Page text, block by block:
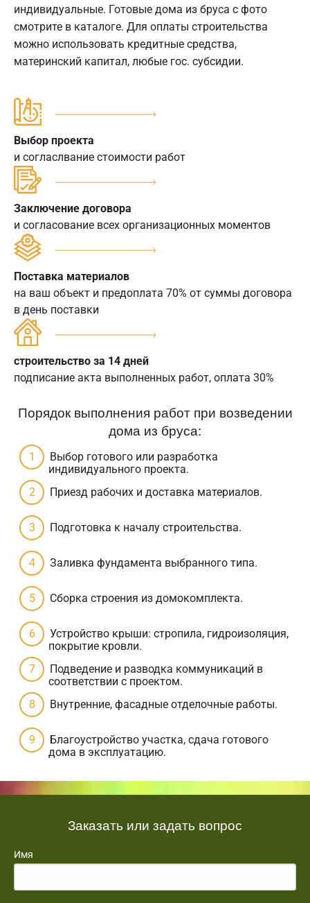
индивидуальные. Готовые дома из бруса с фото
смотрите в каталоге. Для оплаты строительства
можно использовать кредитные средства,
материнский капитал, любые гос. субсидии.
Выбор проекта
и согласлвание стоимости работ
Заключение договора
и согласование всех организационных моментов
Поставка материалов
на ваш объект и предоплата 70% от суммы договора
в день поставки
строительство за 14 дней
подписание акта выполненных работ, оплата 30%
Порядок выполнения работ при возведении
дома из бруса:
Выбор готового или разработка
индивидуального проекта.
Приезд рабочих и доставка материалов.
Подготовка к началу строительства.
Заливка фундамента выбранного типа.
Сборка строения из домокомплекта.
Устройство крыши: стропила, гидроизоляция,
покрытие кровли.
Подведение и разводка коммуникаций в
соответствии с проектом.
Внутренние, фасадные отделочные работы.
Благоустройство участка, сдача готового
дома в эксплуатацию.
Заказать или задать вопрос
Имя